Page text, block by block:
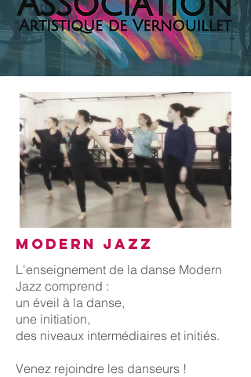
MODERN JAZZ
L'enseignement de la danse Modern
Jazz comprend :
un éveil à la danse,
une initiation,
des niveaux intermédiaires et initiés.
Venez rejoindre les danseurs !